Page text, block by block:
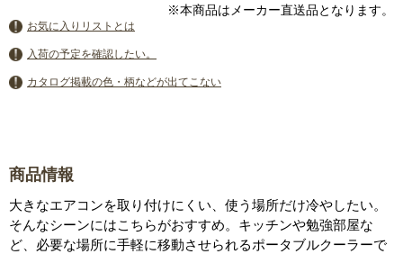
※本商品はメーカー直送品となります。
お気に入りリストとは
入荷の予定を確認したい。
カタログ掲載の色・柄などが出てこない
商品情報
大きなエアコンを取り付けにくい、使う場所だけ冷やしたい。
そんなシーンにはこちらがおすすめ。キッチンや勉強部屋な
ど、必要な場所に手軽に移動させられるポータブルクーラーで